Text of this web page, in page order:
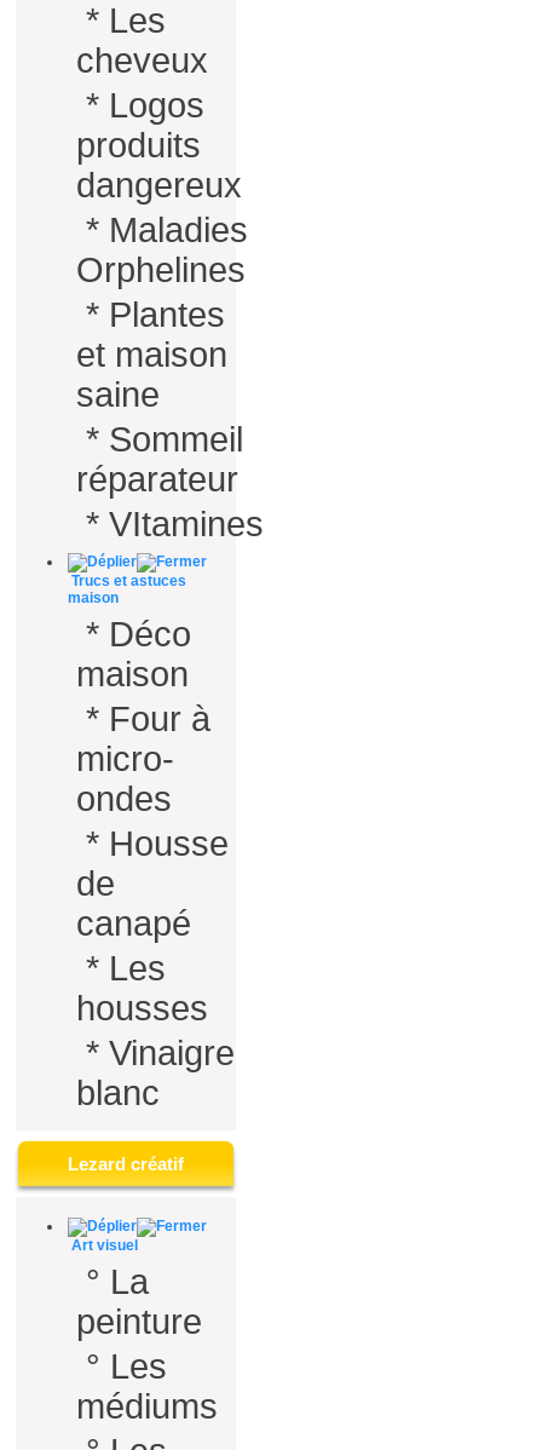
* Les
cheveux
* Logos
produits
dangereux
* Maladies
Orphelines
* Plantes
et maison
saine
* Sommeil
réparateur
* VItamines
Trucs et astuces
maison
* Déco
maison
* Four à
micro-
ondes
* Housse
de
canapé
* Les
housses
* Vinaigre
blanc
Lezard créatif
Art visuel
° La
peinture
° Les
médiums